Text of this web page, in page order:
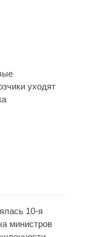
уходят
10-я
министров